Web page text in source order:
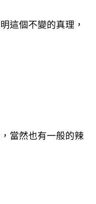
這個不變的真理，
當然也有一般的辣